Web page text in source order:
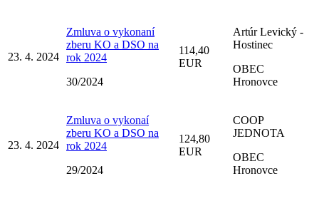
23. 4. 2024
Zmluva o vykonaní
zberu KO a DSO na
rok 2024
30/2024
114,40
EUR
Artúr Levický -
Hostinec
OBEC
Hronovce
23. 4. 2024
Zmluva o vykonaí
zberu KO a DSO na
rok 2024
29/2024
124,80
EUR
COOP
JEDNOTA
OBEC
Hronovce